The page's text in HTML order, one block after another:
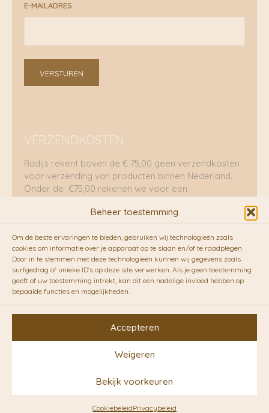
Beheer toestemming
Om de beste ervaringen te bieden, gebruiken wij technologieën zoals
cookies om informatie over je apparaat op te slaan en/of te raadplegen.
Door in te stemmen met deze technologieën kunnen wij gegevens zoals
surfgedrag of unieke ID's op deze site verwerken. Als je geen toestemming
geeft of uw toestemming intrekt, kan dit een nadelige invloed hebben op
bepaalde functies en mogelijkheden.
Accepteren
Weigeren
Bekijk voorkeuren
CookiebeleidPrivacybeleid
E-MAILADRES
VERSTUREN
VERZENDKOSTEN
Radijs rekent boven de € 75,00 geen verzendkosten
voor verzending van producten binnen Nederland.
Onder de €75,00 rekenen we voor een
RADIJS werkt samen met de duurzame bezorgdienst
vanFietskoeriers.nl. Pakketten (mits voorradig) voor
10.00 uur besteld op een doordeweekse dag,
bezorgen zij soms nog op dezelfde dag in de
avonduren! Brievenbuspakjes de volgende dag. En
waar mogelijk ook echt op de fiets!!
Conceptstore | Designed by
Ontwerpunie